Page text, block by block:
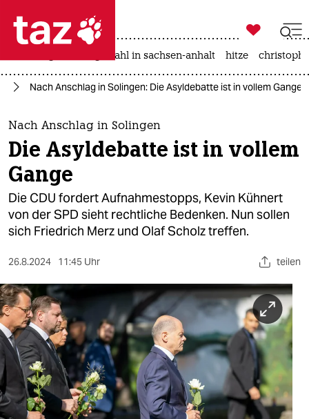
 taz zahl ich
taz zahl ich
themen
politik
öko
gesellschaft
sport
berlin
nord
wahrheit
verlag

taz zahl ich
landtagswahl in sachsen-anhalt hitze
Nach Anschlag in Solingen: Die Asyldebatte ist in vollem Gange
Nach Anschlag in Solingen
Die Asyldebatte ist in vollem
Gange
Die CDU fordert Aufnahmestopps, Kevin Kühnert
von der SPD sieht rechtliche Bedenken. Nun sollen
sich Friedrich Merz und Olaf Scholz treffen.
26.8.2024 11:45 Uhr teilen